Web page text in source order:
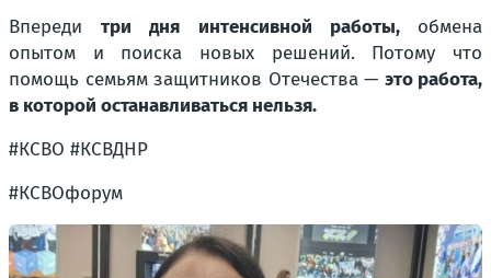
Впередитри дня интенсивной работы, обмена
опытом и поиска новых решений. Потому что
помощь семьям защитников Отечества — это работа,
в которой останавливаться нельзя.
#КСВО #КСВДНР
#КСВОфорум